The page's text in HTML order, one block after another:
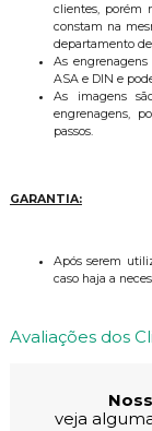
clientes, porém
constam na
departamento
As
ASA e DIN e
As imagens
engrenagens,
passos.
GARANTIA:
Após serem
caso haja a
Avaliações dos
veja